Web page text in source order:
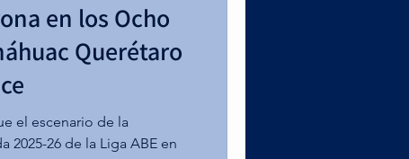
los Ocho
final al
campus
en los Ocho
Querétaro
el escenario de la
2025-26 de la Liga ABE en